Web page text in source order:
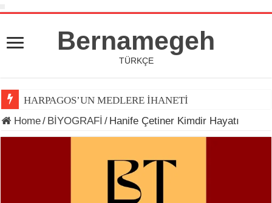
Bernamegeh
TÜRKÇE
HARPAGOS’UN MEDLERE İHANETİ
Home/ BİYOGRAFİ / Hanife Çetiner Kimdir Hayatı